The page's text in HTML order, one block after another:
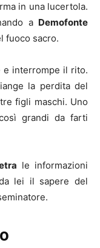
in una lucertola.
a Demofonte
fuoco sacro.
e interrompe il rito.
la perdita del
figli maschi. Uno
grandi da farti
le informazioni
lei il sapere del